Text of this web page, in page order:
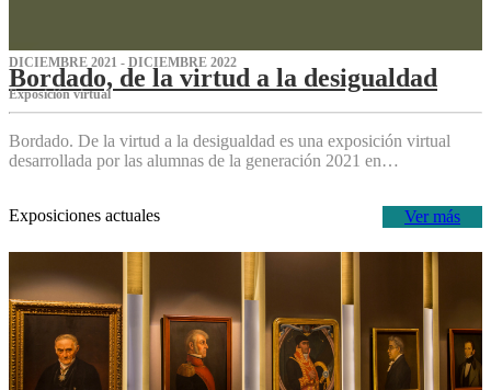
DICIEMBRE 2021 - DICIEMBRE 2022
Bordado, de la virtud a la desigualdad
Exposición virtual‌
Bordado. De la virtud a la desigualdad es una exposición virtual
desarrollada por las alumnas de la generación 2021 en…
Ver más
Exposiciones actuales